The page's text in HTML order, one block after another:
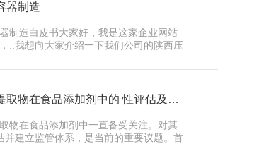
器制造
制造白皮书大家好，我是这家企业网站
..我想向大家介绍一下我们公司的陕西压
西安植物提取物在食品添加剂中的 性评估及监管现状
物在食品添加剂中一直备受关注。对其
并建立监管体系，是当前的重要议题。首